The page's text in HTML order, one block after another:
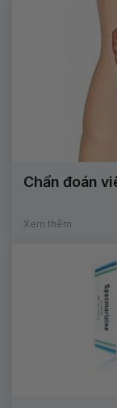
Chẩn đoán
Xem thêm